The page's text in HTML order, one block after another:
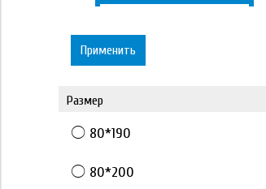
Применить
Размер
80*190
80*200